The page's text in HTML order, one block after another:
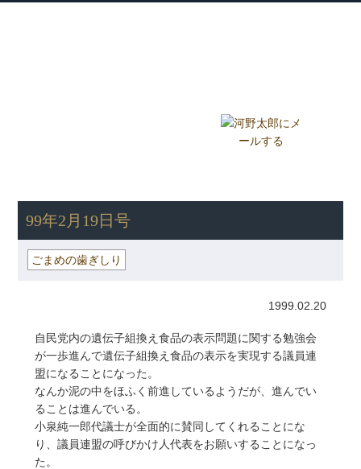
99年2月19日号
ごまめの歯ぎしり
1999.02.20
自民党内の遺伝子組換え食品の表示問題に関する勉強会
が一歩進んで遺伝子組換え食品の表示を実現する議員連
盟になることになった。
なんか泥の中をほふく前進しているようだが、進んでい
ることは進んでいる。
小泉純一郎代議士が全面的に賛同してくれることにな
り、議員連盟の呼びかけ人代表をお願いすることになっ
た。